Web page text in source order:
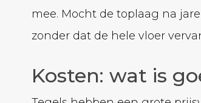
mee. Mocht de toplaag na
zonder dat de hele vloer
Kosten: wat is